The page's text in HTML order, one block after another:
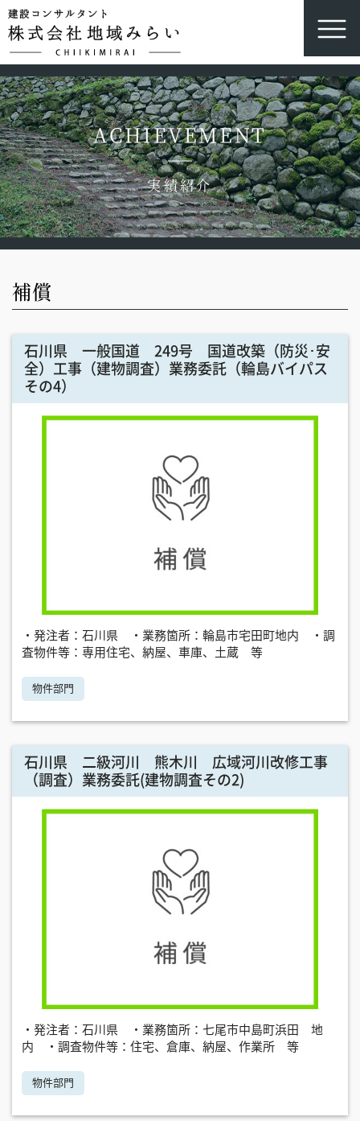
ACHIEVEMENT
実績紹介
補償
石川県 一般国道 249号 国道改築（防災･安
全）工事（建物調査）業務委託（輪島バイパス
その4）
・発注者：石川県 ・業務箇所：輪島市宅田町地内 ・調
査物件等：専用住宅、納屋、車庫、土蔵 等
物件部門
石川県 二級河川 熊木川 広域河川改修工事
（調査）業務委託(建物調査その2)
・発注者：石川県 ・業務箇所：七尾市中島町浜田 地
内 ・調査物件等：住宅、倉庫、納屋、作業所 等
物件部門